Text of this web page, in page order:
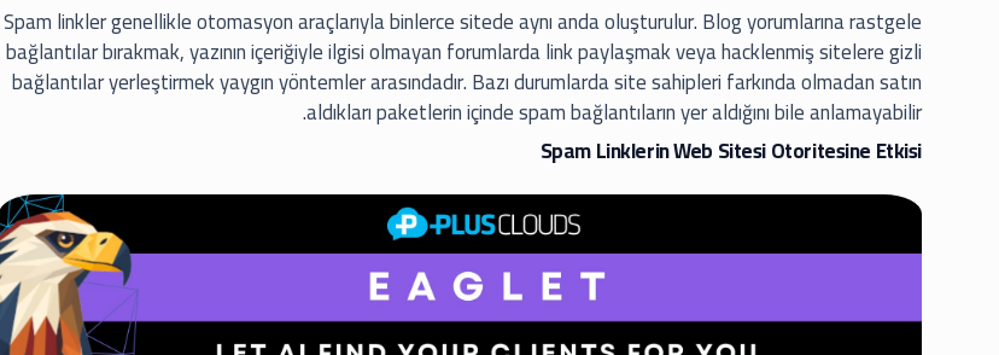
Spam linkler genellikle otomasyon araçlarıyla binlerce sitede aynı anda oluşturulur. Blog yorumlarına rastgele
bağlantılar bırakmak, yazının içeriğiyle ilgisi olmayan forumlarda link paylaşmak veya hacklenmiş sitelere gizli
bağlantılar yerleştirmek yaygın yöntemler arasındadır. Bazı durumlarda site sahipleri farkında olmadan satın
aldıkları paketlerin içinde spam bağlantıların yer aldığını bile anlamayabilir.
Spam Linklerin Web Sitesi Otoritesine Etkisi